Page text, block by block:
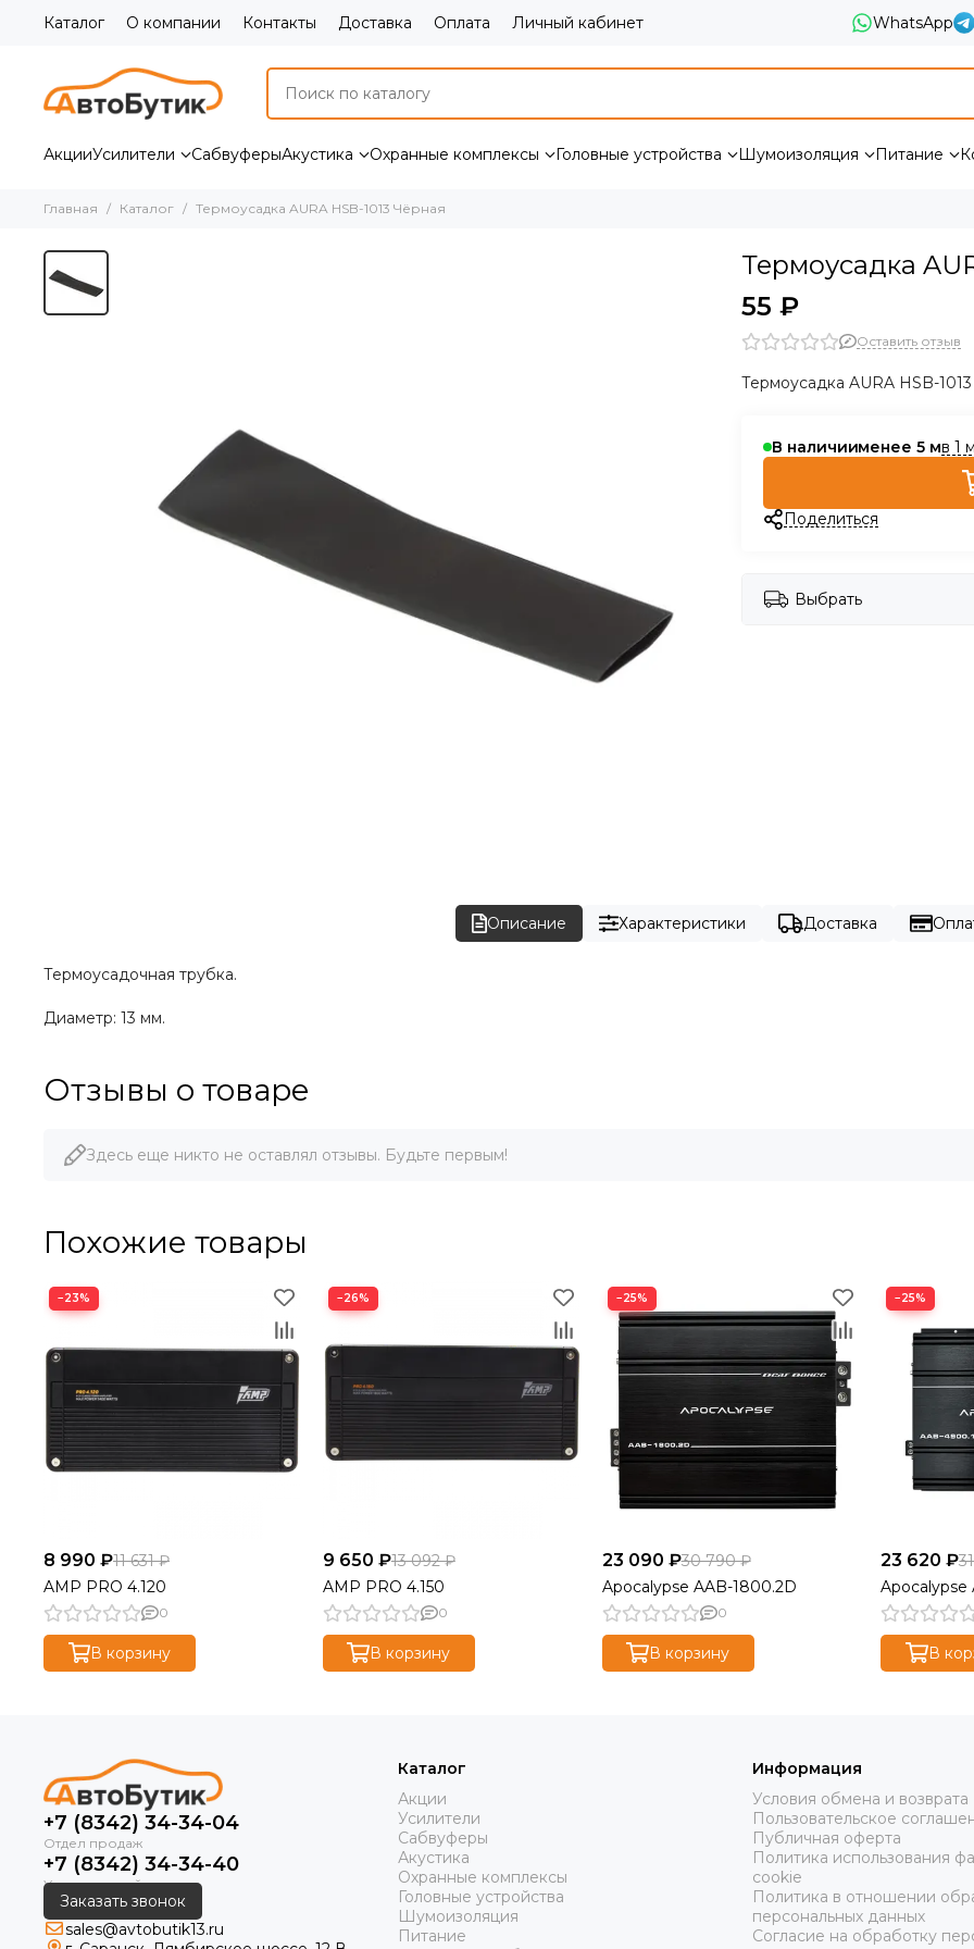
Каталог О компании Контакты Доставка Оплата Личный кабинет WhatsApp
АкцииУсилители СабвуферыАкустика Охранные комплексы Головные устройства Шумоизоляция Питание
Главная Каталог Термоусадка AURA HSB-1013 Чёрная
Термоусадка
55 ₽
Оставить отзыв
Термоусадка AURA HSB-
В наличиименее 5 в 1
Поделиться
Выбрать
Описание Характеристики Доставка
Термоусадочная трубка.
Диаметр: 13 мм.
Отзывы о товаре
Здесь еще никто не оставлял отзывы. Будьте первым!
Похожие товары
−23%
8 990 ₽11 631 ₽
AMP PRO 4.120
0
В корзину
−26%
9 650 ₽13 092 ₽
AMP PRO 4.150
0
В корзину
−25%
23 090 ₽30 790 ₽
Apocalypse AAB-1800.2D
0
В корзину
−25%
23 620 ₽
Apocalypse
В
+7 (8342) 34-34-04
+7 (8342) 34-34-40
Заказать звонок
sales@avtobutik13.ru
Каталог
Акции
Усилители
Сабвуферы
Акустика
Охранные комплексы
Головные устройства
Шумоизоляция
Питание
Информация
Условия обмена и возврата
Пользовательское
Публичная оферта
Политика использования
cookie
Политика в отношении
персональных данных
Согласие на обработку